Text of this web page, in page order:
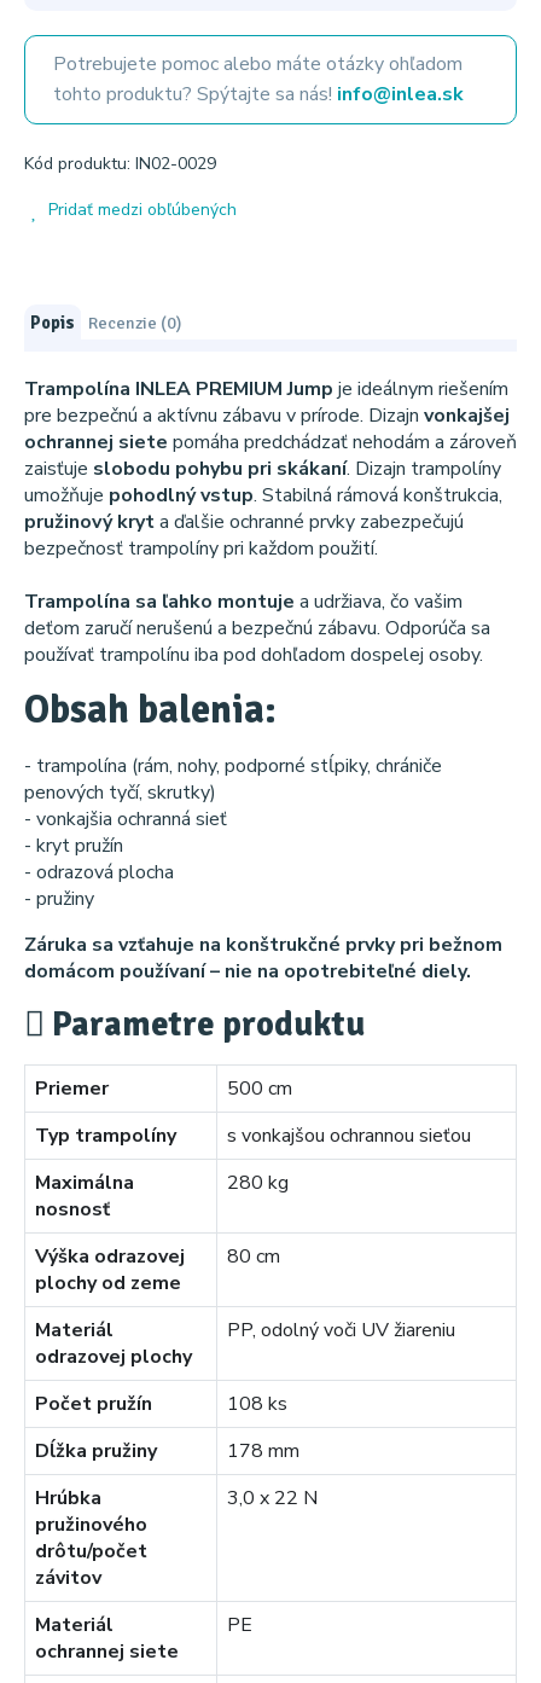
Potrebujete pomoc alebo máte otázky ohľadom
tohto produktu? Spýtajte sa nás! info@inlea.sk
Kód produktu: IN02-0029
Pridať medzi obľúbených
Popis Recenzie (0)
Trampolína INLEA PREMIUM Jump je ideálnym riešením
pre bezpečnú a aktívnu zábavu v prírode. Dizajn vonkajšej
ochrannej siete pomáha predchádzať nehodám a zároveň
zaisťuje slobodu pohybu pri skákaní. Dizajn trampolíny
umožňuje pohodlný vstup. Stabilná rámová konštrukcia,
pružinový kryta ďalšie ochranné prvky zabezpečujú
bezpečnosť trampolíny pri každom použití.
Trampolína sa ľahko montuje a udržiava, čo vašim
deťom zaručí nerušenú a bezpečnú zábavu. Odporúča sa
používať trampolínu iba pod dohľadom dospelej osoby.
Obsah balenia:
- trampolína (rám, nohy, podporné stĺpiky, chrániče
penových tyčí, skrutky)
- vonkajšia ochranná sieť
- kryt pružín
- odrazová plocha
- pružiny
Záruka sa vzťahuje na konštrukčné prvky pri bežnom
domácom používaní – nie na opotrebiteľné diely.
Parametre produktu
Priemer
500 cm
Typ trampolíny
s vonkajšou ochrannou sieťou
Maximálna
nosnosť
280 kg
Výška odrazovej
plochy od zeme
80 cm
Materiál
odrazovej plochy
PP, odolný voči UV žiareniu
Počet pružín
108 ks
Dĺžka pružiny
178 mm
Hrúbka
pružinového
drôtu/počet
závitov
3,0 x 22 N
Materiál
ochrannej siete
PE